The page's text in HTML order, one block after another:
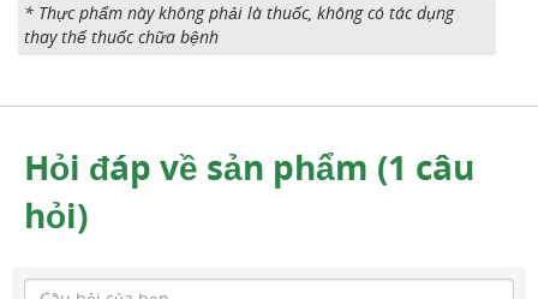
* Thực phẩm này không phải là thuốc, không có tác dụng
thay thế thuốc chữa bệnh
Hỏi đáp về sản phẩm (1 câu
hỏi)